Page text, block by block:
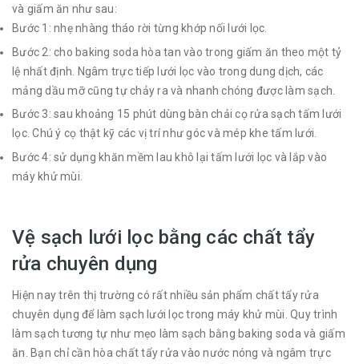
và giấm ăn như sau:
Bước 1: nhẹ nhàng tháo rời từng khớp nối lưới lọc.
Bước 2: cho baking soda hòa tan vào trong giấm ăn theo một tỷ
lệ nhất định. Ngâm trực tiếp lưới lọc vào trong dung dịch, các
mảng dầu mỡ cũng tự chảy ra và nhanh chóng được làm sạch.
Bước 3: sau khoảng 15 phút dùng bàn chải cọ rửa sạch tấm lưới
lọc. Chú ý cọ thật kỹ các vị trí như góc và mép khe tấm lưới.
Bước 4: sử dụng khăn mềm lau khô lại tấm lưới lọc và lắp vào
máy khử mùi.
Vệ sạch lưới lọc bằng các chất tẩy
rửa chuyên dụng
Hiện nay trên thị trường có rất nhiều sản phẩm chất tẩy rửa
chuyên dụng để làm sạch lưới lọc trong máy khử mùi. Quy trình
làm sạch tương tự như mẹo làm sạch bằng baking soda và giấm
ăn. Bạn chỉ cần hòa chất tẩy rửa vào nước nóng và ngâm trực